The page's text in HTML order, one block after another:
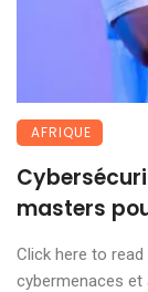
AFRIQUE
masters
Click here to
cybermenaces et